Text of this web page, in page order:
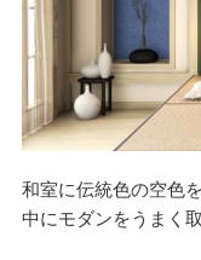
和室に伝統色の空色
中にモダンをうまく